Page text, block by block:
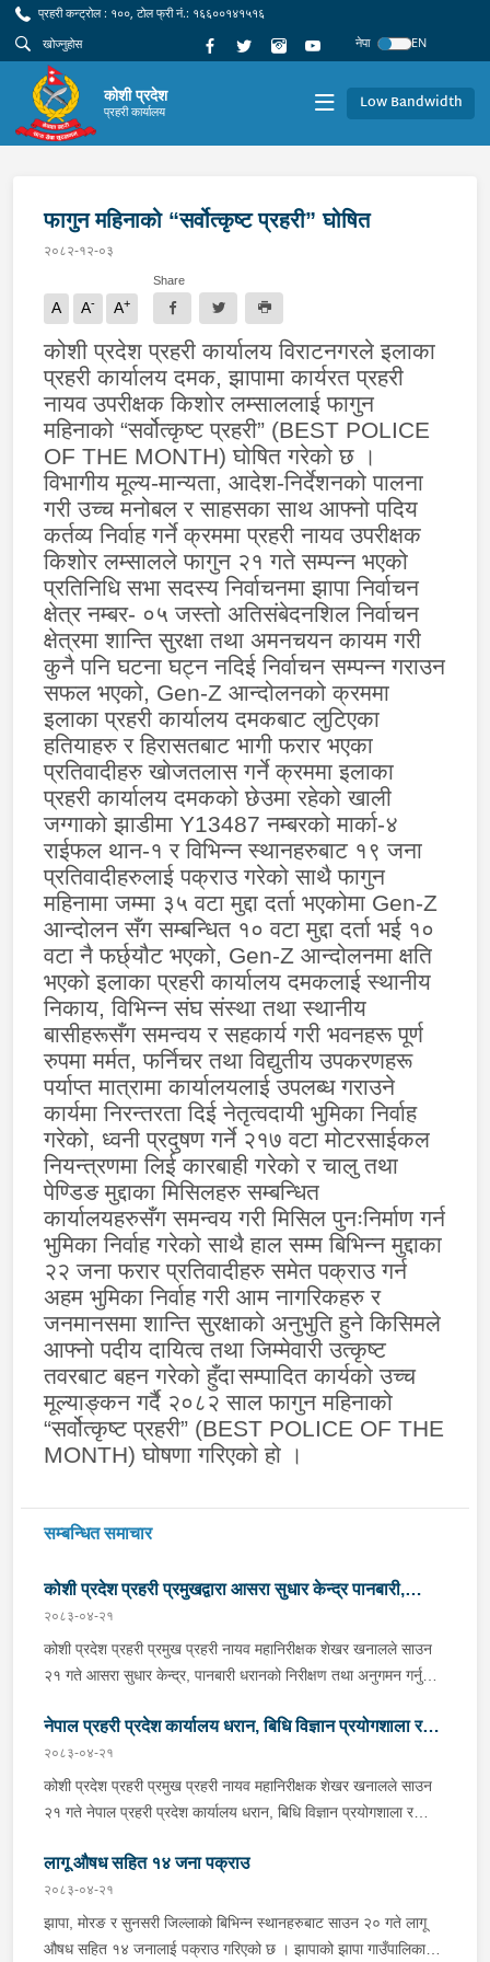
प्रहरी कन्ट्रोल : १००, टोल फ्री नं.: १६६००१४१५१६
नेपा
EN
कोशी प्रदेश
प्रहरी कार्यालय Low Bandwidth
फागुन महिनाको “सर्वोत्कृष्ट प्रहरी” घोषित
२०८२-१२-०३
A A- A+
Share
कोशी प्रदेश प्रहरी कार्यालय विराटनगरले इलाका
प्रहरी कार्यालय दमक,झापामा कार्यरत प्रहरी
नायव उपरीक्षक किशोर लम्साललाई फागुन
महिनाको “सर्वोत्कृष्ट प्रहरी” (BEST POLICE
OF THE MONTH)घोषित गरेको छ ।
विभागीय मूल्य-मान्यता, आदेश-निर्देशनको पालना
गरी उच्च मनोबल र साहसका साथ आफ्नो पदिय
कर्तव्य निर्वाह गर्ने क्रममा प्रहरी नायव उपरीक्षक
किशोर लम्सालले फागुन २१ गते सम्पन्न भएको
प्रतिनिधि सभा सदस्य निर्वाचनमा झापा निर्वाचन
क्षेत्र नम्बर- ०५ जस्तो अतिसंबेदनशिल निर्वाचन
क्षेत्रमा शान्ति सुरक्षा तथा अमनचयन कायम गरी
कुनै पनि घटना घट्न नदिई निर्वाचन सम्पन्न गराउन
सफल भएको, Gen-Z आन्दोलनको क्रममा
इलाका प्रहरी कार्यालय दमकबाट लुटिएका
हतियाहरु र हिरासतबाट भागी फरार भएका
प्रतिवादीहरु खोजतलास गर्ने क्रममा इलाका
प्रहरी कार्यालय दमकको छेउमा रहेको खाली
जग्गाको झाडीमा Y13487 नम्बरको मार्का-४
राईफल थान-१ र विभिन्न स्थानहरुबाट १९ जना
प्रतिवादीहरुलाई पक्राउ गरेको साथै फागुन
महिनामा जम्मा ३५ वटा मुद्दा दर्ता भएकोमा Gen-Z
आन्दोलन सँग सम्बन्धित १० वटा मुद्दा दर्ता भई १०
वटा नै फर्छ्यौट भएको, Gen-Z आन्दोलनमा क्षति
भएको इलाका प्रहरी कार्यालय दमकलाई स्थानीय
निकाय,विभिन्न संघ संस्था तथा स्थानीय
बासीहरूसँग समन्वय र सहकार्य गरी भवनहरू पूर्ण
रुपमा मर्मत,फर्निचर तथा विद्युतीय उपकरणहरू
पर्याप्त मात्रामा कार्यालयलाई उपलब्ध गराउने
कार्यमा निरन्तरता दिई नेतृत्वदायी भुमिका निर्वाह
गरेको, ध्वनी प्रदुषण गर्ने २१७ वटा मोटरसाईकल
नियन्त्रणमा लिई कारबाही गरेको र चालु तथा
पेण्डिङ मुद्दाका मिसिलहरु सम्बन्धित
कार्यालयहरुसँग समन्वय गरी मिसिल पुनःनिर्माण गर्न
भुमिका निर्वाह गरेको साथै हाल सम्म बिभिन्न मुद्दाका
२२ जना फरार प्रतिवादीहरु समेत पक्राउ गर्न
अहम भुमिका निर्वाह गरी आम नागरिकहरु र
जनमानसमा शान्ति सुरक्षाको अनुभुति हुने किसिमले
आफ्नो पदीय दायित्व तथा जिम्मेवारी उत्कृष्ट
तवरबाट बहन गरेको हुँदासम्पादित कार्यको उच्च
मूल्याङ्कन गर्दै २०८२ साल फागुन महिनाको
“सर्वोत्कृष्ट प्रहरी” (BEST POLICE OF THE
MONTH)घोषणा गरिएको हो ।
सम्बन्धित समाचार
कोशी प्रदेश प्रहरी प्रमुखद्वारा आसरा सुधार केन्द्र पानबारी,
धरानको निरीक्षण
२०८३-०४-२१
कोशी प्रदेश प्रहरी प्रमुख प्रहरी नायव महानिरीक्षक शेखर खनालले साउन
२१ गते आसरा सुधार केन्द्र, पानबारी धरानको निरीक्षण तथा अनुगमन गर्नुको
निर्देशनको क्रममा वँहाले मानवीय, मर्यादित, सम्मानजनक र सहानुभूतिपूर्ण
व्यवहारले उपचार पद्दतिलाई सहज बनाई समाजमा पुनःस्थापनाको बातावरण
श्रृजना गर्न महत्वपूर्ण भुमिका निर्वाह गर्ने हुँदा सुधार केन्द्रमा रहेका
सुधारार्थीहरुको शारीरिक तथा मानसिक तन्दुरुस्ती राख्न बिभिन्न खेलकुदका
तालिमहरूको व्यवस्था मिलाउन निर्देशन दिनु भएको छ । उहाँले सुधार केन्द्रको
चौतर्फी सुरक्षा व्यवस्थालाई मजबुत बनाउन तथा अभिलेख व्यवस्थापनलाई
व्यवस्थित बनाई सुधार केन्द्रलाई जिम्मेवार, सुरक्षित र प्रभावकारी सेवा
केन्द्रका रूपमा सञ्चालन गर्न समेत निर्देशन दिनु भयो । साथै प्रदेश प्रहरी
नेपाल प्रहरी प्रदेश कार्यालय धरान, बिधि विज्ञान प्रयोगशाला र
केनाईन शाखाको निरीक्षण तथा अनुगमन
२०८३-०४-२१
कोशी प्रदेश प्रहरी प्रमुख प्रहरी नायव महानिरीक्षक शेखर खनालले साउन
२१ गते नेपाल प्रहरी प्रदेश कार्यालय धरान, बिधि विज्ञान प्रयोगशाला र
कर्मचारीहरुलाई आवश्यक निर्देशन दिनुभएको छ । निर्देशनको क्रममा उहाँले
समाजमा घट्ने बिभिन्न आपराधिक घटनाहरुमा अनुसन्धान कार्यको सुपरीवेक्षण,
समिक्षा गर्न प्रहरीको विशेष प्राविधिक टोली परिचालन गरी अनुसन्धान
कार्यलाई सफल बनाउन र जिल्ला प्रहरी कार्यालयहरूबाट हुने अपराध
लागू औषध सहित १४ जना पक्राउ
२०८३-०४-२१
झापा, मोरङ र सुनसरी जिल्लाको बिभिन्न स्थानहरुबाट साउन २० गते लागू
औषध सहित १४ जनालाई पक्राउ गरिएको छ । झापाको झापा गाउँपालिका–१